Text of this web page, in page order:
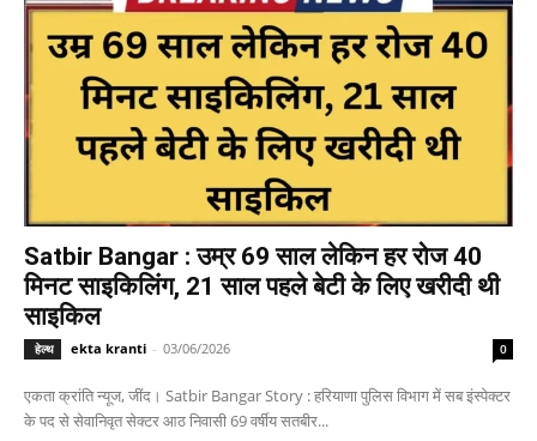
Satbir Bangar : उम्र 69 साल लेकिन हर रोज 40
मिनट साइकिलिंग, 21 साल पहले बेटी के लिए खरीदी थी
साइकिल
हेल्थ ekta kranti - 03/06/2026 0
एकता क्रांति न्यूज, जींद। Satbir Bangar Story : हरियाणा पुलिस विभाग में सब इंस्पेक्टर
के पद से सेवानिवृत सेक्टर आठ निवासी 69 वर्षीय सतबीर...